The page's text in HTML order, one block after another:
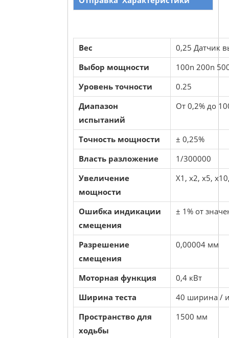
Вес
0,25 Датчик
Выбор мощности
100n 200n
Уровень точности
0.25
Диапазон
испытаний
От 0,2% до
Точность мощности
± 0,25%
Власть разложение
1/300000
Увеличение
мощности
X1, x2, x5,
Ошибка индикации
смещения
± 1% от
Разрешение
смещения
0,00004 мм
Моторная функция
0,4 кВт
Ширина теста
40 ширина /
Пространство для
ходьбы
1500 мм